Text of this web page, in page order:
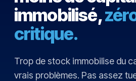
immobilisé,
critique.
Trop de stock immobilise du
vrais problèmes. Pas assez